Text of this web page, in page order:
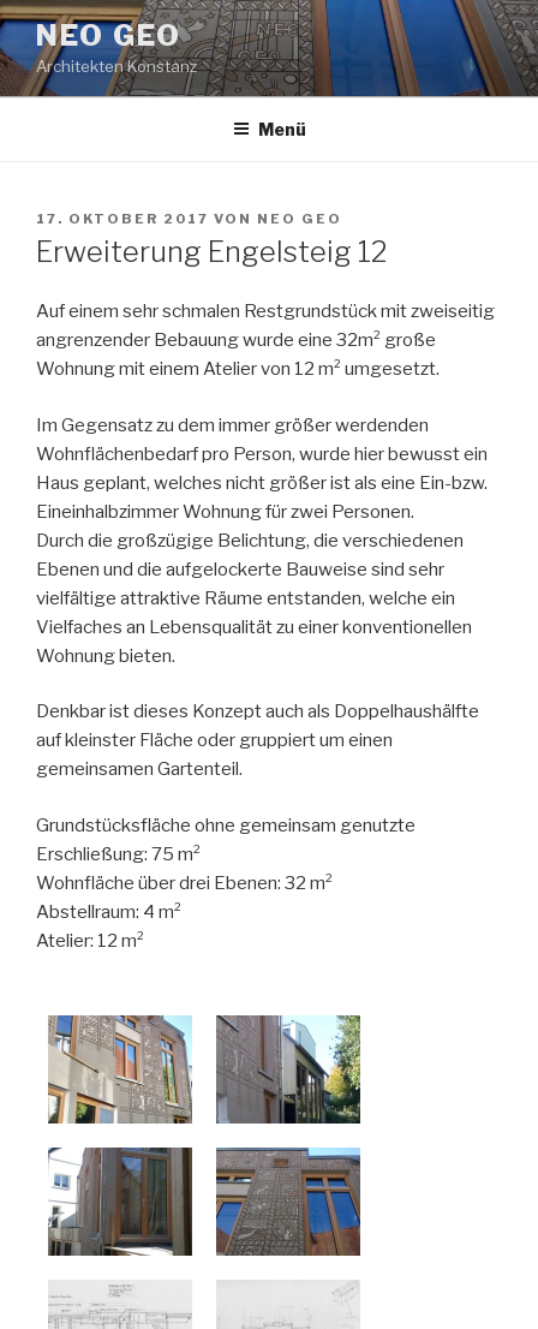
Zum
Inhalt
springen
NEO GEO
Architekten Konstanz
Menü
VERÖFFENTLICHT
AM
17. OKTOBER 2017 VON NEO GEO
Erweiterung Engelsteig 12
Auf einem sehr schmalen Restgrundstück mit zweiseitig
angrenzender Bebauung wurde eine 32m² große
Wohnung mit einem Atelier von 12 m² umgesetzt.
Im Gegensatz zu dem immer größer werdenden
Wohnflächenbedarf pro Person, wurde hier bewusst ein
Haus geplant, welches nicht größer ist als eine Ein-bzw.
Eineinhalbzimmer Wohnung für zwei Personen.
Durch die großzügige Belichtung, die verschiedenen
Ebenen und die aufgelockerte Bauweise sind sehr
vielfältige attraktive Räume entstanden, welche ein
Vielfaches an Lebensqualität zu einer konventionellen
Wohnung bieten.
Denkbar ist dieses Konzept auch als Doppelhaushälfte
auf kleinster Fläche oder gruppiert um einen
gemeinsamen Gartenteil.
Grundstücksfläche ohne gemeinsam genutzte
Erschließung: 75 m²
Wohnfläche über drei Ebenen: 32 m²
Abstellraum: 4 m²
Atelier: 12 m²